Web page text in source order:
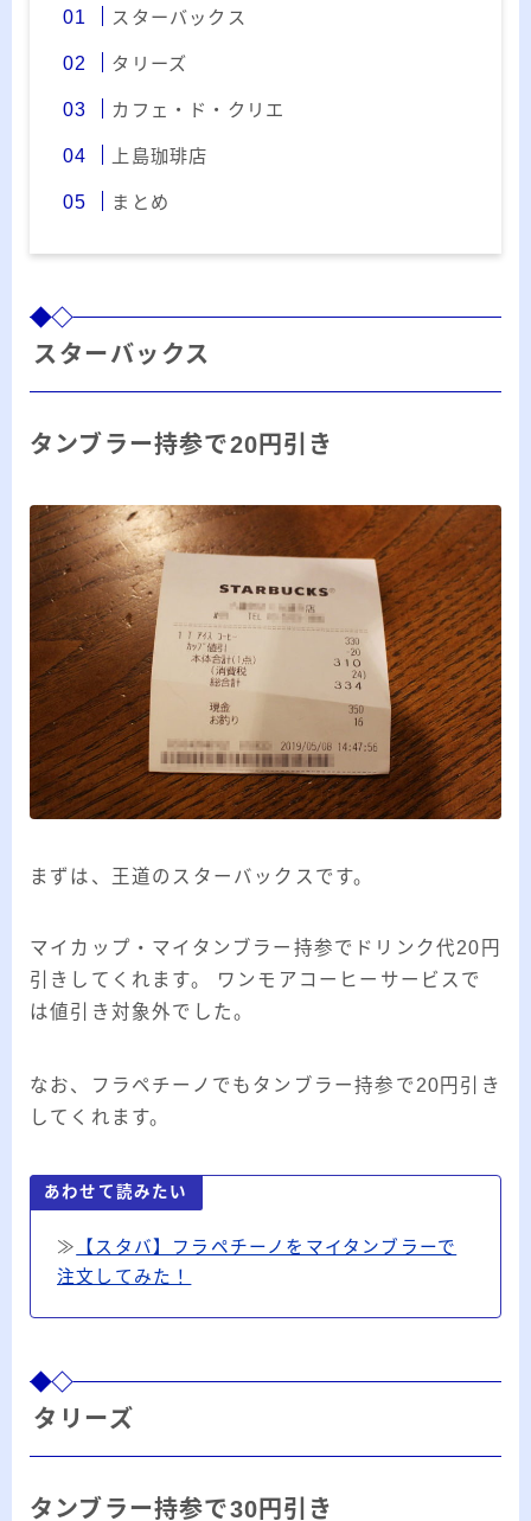
RSS
プロフィール
を書いています。
≫詳しいプロフィールを見る
≫お問い合わせはこちら
スターバックス
タリーズ
カフェ・ド・クリエ
上島珈琲店
まとめ
スターバックス
タンブラー持参で20円引き
まずは、王道のスターバックスです。
マイカップ・マイタンブラー持参でドリンク代20円
引きしてくれます。 ワンモアコーヒーサービスで
は値引き対象外でした。
なお、フラペチーノでもタンブラー持参で20円引き
してくれます。
あわせて読みたい
≫
【スタバ】フラペチーノをマイタンブラーで
注文してみた！
タリーズ
タンブラー持参で30円引き